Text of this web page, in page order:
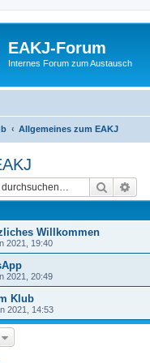
EAKJ-Forum
Internes Forum zum Austausch
Allgemeines zum EAKJ
Suche
Willkommen
2021, 19:40
2021, 20:49
Klub
2021, 14:53